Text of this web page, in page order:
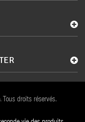
. Tous droits réservés.